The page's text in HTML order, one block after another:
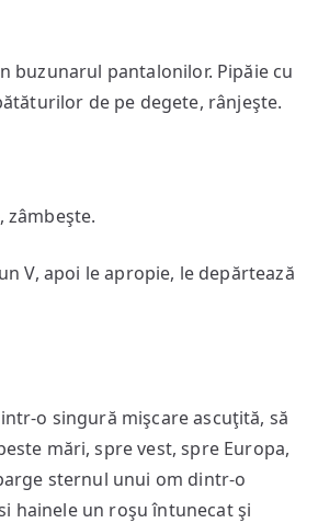
pantalonilor. Pipăie cu
de pe degete, rânjeşte.
apoi le apropie, le depărtează
o singură mişcare ascuţită, să
mări, spre vest, spre Europa,
sternul unui om dintr-o
hainele un roşu întunecat şi